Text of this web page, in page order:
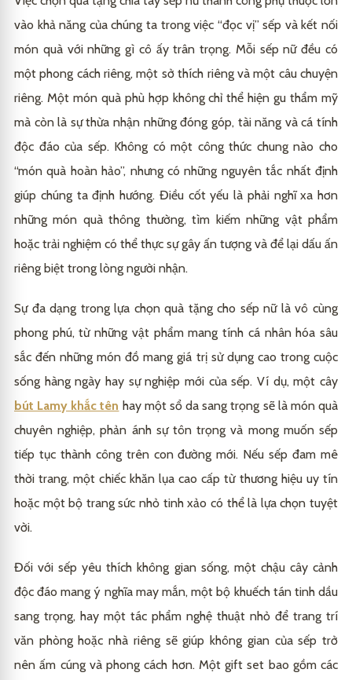
vào khả năng của chúng ta trong việc “đọc vị” sếp và kết nối
món quà với những gì cô ấy trân trọng. Mỗi sếp nữ đều có
một phong cách riêng, một sở thích riêng và một câu chuyện
riêng. Một món quà phù hợp không chỉ thể hiện gu thẩm mỹ
mà còn là sự thừa nhận những đóng góp, tài năng và cá tính
độc đáo của sếp. Không có một công thức chung nào cho
“món quà hoàn hảo”, nhưng có những nguyên tắc nhất định
giúp chúng ta định hướng. Điều cốt yếu là phải nghĩ xa hơn
những món quà thông thường, tìm kiếm những vật phẩm
hoặc trải nghiệm có thể thực sự gây ấn tượng và để lại dấu ấn
riêng biệt trong lòng người nhận.
Sự đa dạng trong lựa chọn quà tặng cho sếp nữ là vô cùng
phong phú, từ những vật phẩm mang tính cá nhân hóa sâu
sắc đến những món đồ mang giá trị sử dụng cao trong cuộc
sống hàng ngày hay sự nghiệp mới của sếp. Ví dụ, một cây
bút Lamy khắc tên hay một sổ da sang trọng sẽ là món quà
chuyên nghiệp, phản ánh sự tôn trọng và mong muốn sếp
tiếp tục thành công trên con đường mới. Nếu sếp đam mê
thời trang, một chiếc khăn lụa cao cấp từ thương hiệu uy tín
hoặc một bộ trang sức nhỏ tinh xảo có thể là lựa chọn tuyệt
vời.
Đối với sếp yêu thích không gian sống, một chậu cây cảnh
độc đáo mang ý nghĩa may mắn, một bộ khuếch tán tinh dầu
sang trọng, hay một tác phẩm nghệ thuật nhỏ để trang trí
văn phòng hoặc nhà riêng sẽ giúp không gian của sếp trở
nên ấm cúng và phong cách hơn. Một gift set bao gồm các